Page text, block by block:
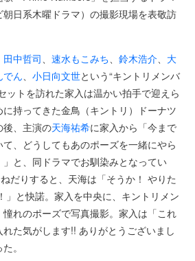
朝日系木曜ドラマ）の撮影現場を表敬訪
田中哲司 速水もこみち 鈴木浩介
大
でん 小日向文世という“キントリメンバ
ットを訪れた家入は温かい拍手で迎えら
持ってきた金鳥（キントリ）ドーナツ
後、主演の天海祐希に家入から「今まで
、どうしてもあのポーズを一緒にやら
と、同ドラマでお馴染みとなってい
だりすると、天海は「そうか！ やりた
」と快諾。家入を中央に、キントリメン
れのポーズで写真撮影。家入は「これ
た気がします!! ありがとうございまし
。